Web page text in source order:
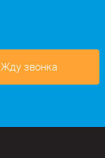
Жду звонка